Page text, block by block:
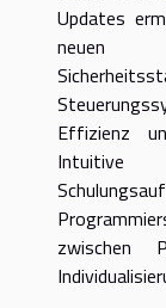
Updates
neuen
Effizienz
Intuitive
zwischen